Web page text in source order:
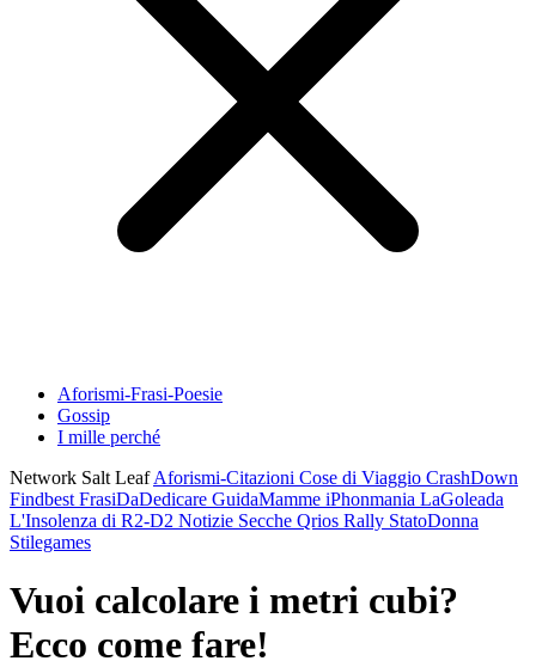
Aforismi-Frasi-Poesie
Gossip
I mille perché
Network Salt LeafAforismi-Citazioni Cose di Viaggio CrashDown
Findbest FrasiDaDedicare GuidaMamme iPhonmania LaGoleada
L'Insolenza di R2-D2 Notizie Secche Qrios Rally StatoDonna
Stilegames
Vuoi calcolare i metri cubi?
Ecco come fare!